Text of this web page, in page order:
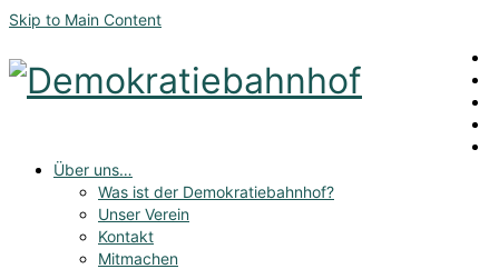
Skip to Main Content
Über uns…
Was ist der Demokratiebahnhof?
Unser Verein
Kontakt
Mitmachen